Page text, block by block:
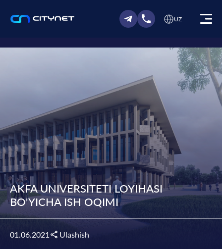
UZ
AKFA UNIVERSITETI LOYIHASI
BO'YICHA ISH OQIMI
01.06.2021 Ulashish